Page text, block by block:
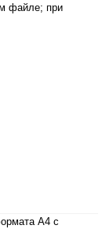
файле; при
А4 с